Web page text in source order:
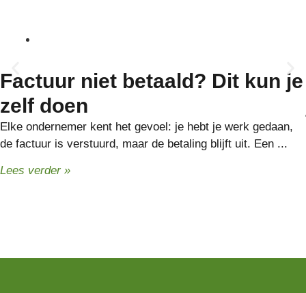
Factuur niet betaald? Dit kun je
zelf doen
Elke ondernemer kent het gevoel: je hebt je werk gedaan,
de factuur is verstuurd, maar de betaling blijft uit. Een ...
Lees verder »